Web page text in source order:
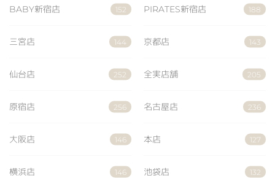
BABY新宿店 152 PIRATES新宿店 188
三宮店 144 京都店 143
仙台店 252 全実店舗 205
原宿店 256 名古屋店 236
大阪店 146 本店 127
横浜店 146 池袋店 132